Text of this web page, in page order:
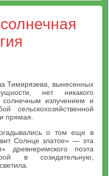
Тимирязева, вынесенных
нет никакого
излучением и
прямая.
о том еще в
Солнце златое» — эта
древнеримского поэта
в созидательную,